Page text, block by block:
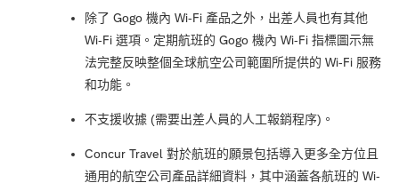
除了 Gogo 機內 Wi-Fi 產品之外，出差人員也有其他
Wi-Fi 選項。定期航班的 Gogo 機內 Wi-Fi 指標圖示無
法完整反映整個全球航空公司範圍所提供的 Wi-Fi 服務
和功能。
不支援收據 (需要出差人員的人工報銷程序)。
Concur Travel 對於航班的願景包括導入更多全方位且
通用的航空公司產品詳細資料，其中涵蓋各航班的 Wi-